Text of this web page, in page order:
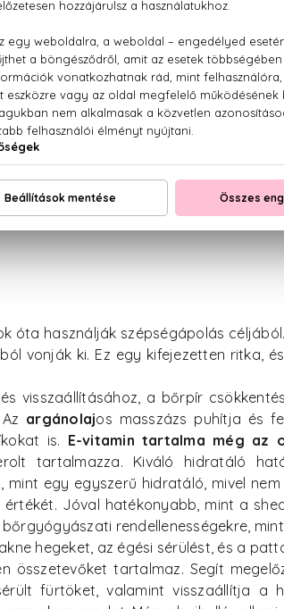
szérum az argán dió
mesterséges illatanyagot és
óta használják szépségápolás
vonják ki. Ez egy kifejezetten ritka,
visszaállításához, a bőrpír
argánolajos masszázs puhítja és
is. E-vitamin tartalma még az
tartalmazza. Kiváló hidratáló
egy egyszerű hidratáló, mivel
Jóval hatékonyabb, mint a
rendellenességekre,
hegeket, az égési sérülést, és a
összetevőket tartalmaz. Segít
fürtöket, valamint visszaállítja a